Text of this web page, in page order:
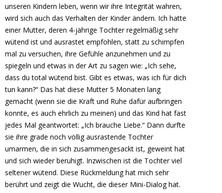
unseren Kindern leben, wenn wir ihre Integrität wahren,
wird sich auch das Verhalten der Kinder ändern. Ich hatte
einer Mutter, deren 4-jährige Tochter regelmäßig sehr
wütend ist und ausrastet empfohlen, statt zu schimpfen
mal zu versuchen, ihre Gefühle anzunehmen und zu
spiegeln und etwas in der Art zu sagen wie: „Ich sehe,
dass du total wütend bist. Gibt es etwas, was ich für dich
tun kann?“ Das hat diese Mutter 5 Monaten lang
gemacht (wenn sie die Kraft und Ruhe dafür aufbringen
konnte, es auch ehrlich zu meinen) und das Kind hat fast
jedes Mal geantwortet: „Ich brauche Liebe.“ Dann durfte
sie ihre grade noch völlig ausrastende Tochter
umarmen, die in sich zusammengesackt ist, geweint hat
und sich wieder beruhigt. Inzwischen ist die Tochter viel
seltener wütend. Diese Rückmeldung hat mich sehr
berührt und zeigt die Wucht, die dieser Mini-Dialog hat.